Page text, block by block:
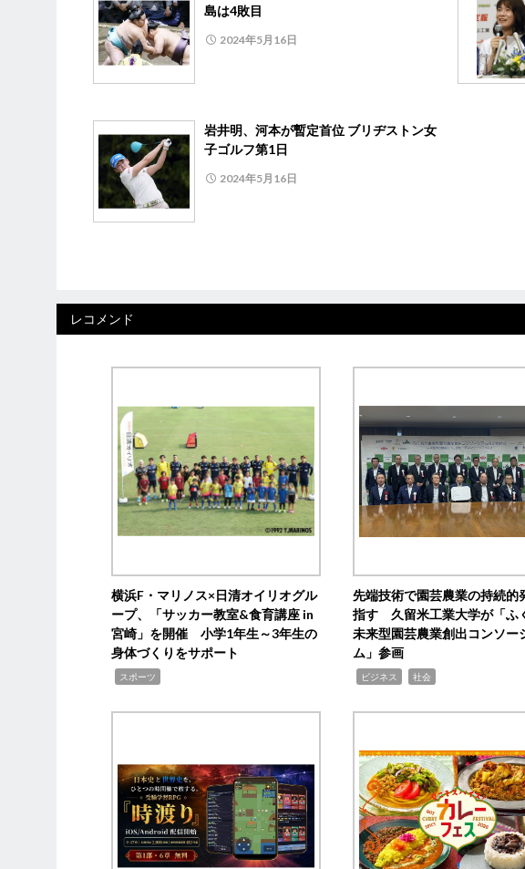
島は4敗目
2024年5月16日
岩井明、河本が暫定首位 ブリヂストン女
子ゴルフ第1日
2024年5月16日
レコメンド
横浜F・マリノス×日清オイリオグル
ープ、「サッカー教室&食育講座 in
宮崎」を開催 小学1年生～3年生の
身体づくりをサポート
スポーツ
先端技術で園芸農業の持続的
指す 久留米工業大学が「ふ
未来型園芸農業創出コンソー
ム」参画
ビジネス 社会